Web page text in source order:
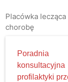
Placówka lecząca
chorobę
Poradnia
konsultacyjna
profilaktyki